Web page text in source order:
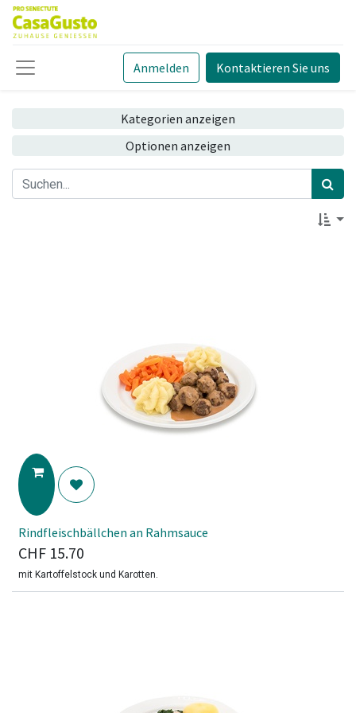
Anmelden Kontaktieren Sie uns
Kategorien anzeigen
Optionen anzeigen
Rindfleischbällchen an Rahmsauce
CHF 15.70
mit Kartoffelstock und Karotten.